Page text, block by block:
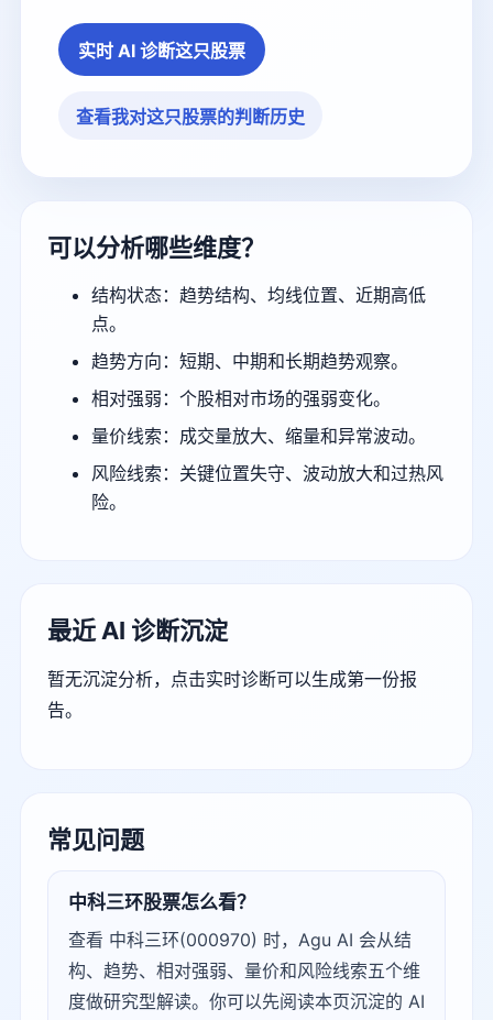
实时 AI 诊断这只股票
查看我对这只股票的判断历史
可以分析哪些维度？
结构状态：趋势结构、均线位置、近期高低
点。
趋势方向：短期、中期和长期趋势观察。
相对强弱：个股相对市场的强弱变化。
量价线索：成交量放大、缩量和异常波动。
风险线索：关键位置失守、波动放大和过热风
险。
最近 AI 诊断沉淀
暂无沉淀分析，点击实时诊断可以生成第一份报
告。
常见问题
中科三环股票怎么看？
查看 中科三环(000970) 时，Agu AI 会从结
构、趋势、相对强弱、量价和风险线索五个维
度做研究型解读。你可以先阅读本页沉淀的 AI